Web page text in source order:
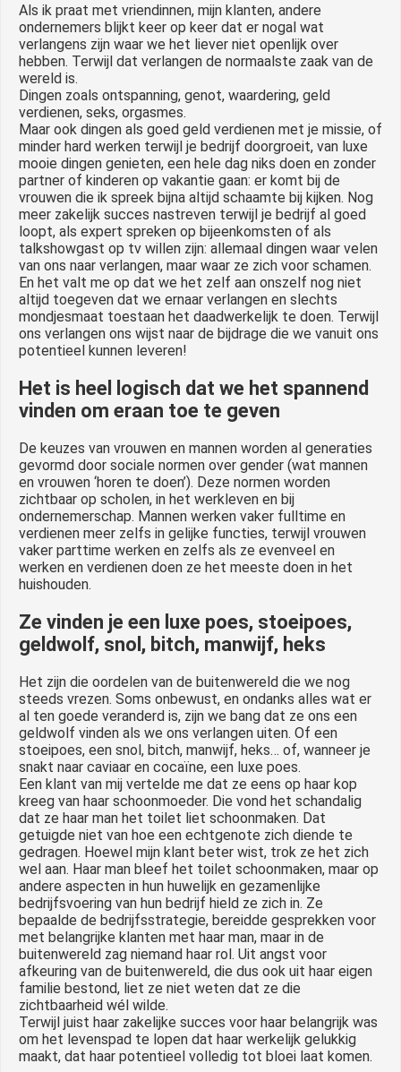
Als ik praat met vriendinnen, mijn klanten, andere
ondernemers blijkt keer op keer dat er nogal wat
verlangens zijn waar we het liever niet openlijk over
hebben. Terwijl dat verlangen de normaalste zaak van de
wereld is.
Dingen zoals ontspanning, genot, waardering, geld
verdienen, seks, orgasmes.
Maar ook dingen als goed geld verdienen met je missie, of
minder hard werken terwijl je bedrijf doorgroeit, van luxe
mooie dingen genieten, een hele dag niks doen en zonder
partner of kinderen op vakantie gaan: er komt bij de
vrouwen die ik spreek bijna altijd schaamte bij kijken. Nog
meer zakelijk succes nastreven terwijl je bedrijf al goed
loopt, als expert spreken op bijeenkomsten of als
talkshowgast op tv willen zijn: allemaal dingen waar velen
van ons naar verlangen, maar waar ze zich voor schamen.
En het valt me op dat we het zelf aan onszelf nog niet
altijd toegeven dat we ernaar verlangen en slechts
mondjesmaat toestaan het daadwerkelijk te doen. Terwijl
ons verlangen ons wijst naar de bijdrage die we vanuit ons
potentieel kunnen leveren!
Het is heel logisch dat we het spannend
vinden om eraan toe te geven
De keuzes van vrouwen en mannen worden al generaties
gevormd door sociale normen over gender (wat mannen
en vrouwen ‘horen te doen’). Deze normen worden
zichtbaar op scholen, in het werkleven en bij
ondernemerschap. Mannen werken vaker fulltime en
verdienen meer zelfs in gelijke functies, terwijl vrouwen
vaker parttime werken en zelfs als ze evenveel en
werken en verdienen doen ze het meeste doen in het
huishouden.
Ze vinden je een luxe poes, stoeipoes,
geldwolf, snol, bitch, manwijf, heks
Het zijn die oordelen van de buitenwereld die we nog
steeds vrezen. Soms onbewust, en ondanks alles wat er
al ten goede veranderd is, zijn we bang dat ze ons een
geldwolf vinden als we ons verlangen uiten. Of een
stoeipoes, een snol, bitch, manwijf, heks… of, wanneer je
snakt naar caviaar en cocaïne, een luxe poes.
Een klant van mij vertelde me dat ze eens op haar kop
kreeg van haar schoonmoeder. Die vond het schandalig
dat ze haar man het toilet liet schoonmaken. Dat
getuigde niet van hoe een echtgenote zich diende te
gedragen. Hoewel mijn klant beter wist, trok ze het zich
wel aan. Haar man bleef het toilet schoonmaken, maar op
andere aspecten in hun huwelijk en gezamenlijke
bedrijfsvoering van hun bedrijf hield ze zich in. Ze
bepaalde de bedrijfsstrategie, bereidde gesprekken voor
met belangrijke klanten met haar man, maar in de
buitenwereld zag niemand haar rol. Uit angst voor
afkeuring van de buitenwereld, die dus ook uit haar eigen
familie bestond, liet ze niet weten dat ze die
zichtbaarheid wél wilde.
Terwijl juist haar zakelijke succes voor haar belangrijk was
om het levenspad te lopen dat haar werkelijk gelukkig
maakt, dat haar potentieel volledig tot bloei laat komen.